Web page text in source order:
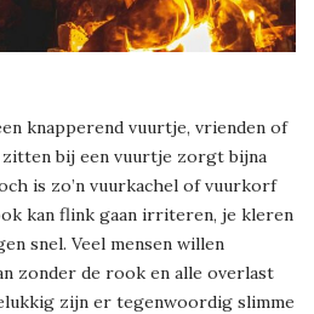
knapperend vuurtje, vrienden of
zitten bij een vuurtje zorgt bijna
is zo’n vuurkachel of vuurkorf
kan flink gaan irriteren, je kleren
snel. Veel mensen willen
zonder de rook en alle overlast
zijn er tegenwoordig slimme